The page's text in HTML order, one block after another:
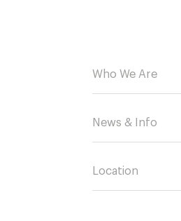
Who We Are
News & Info
Location